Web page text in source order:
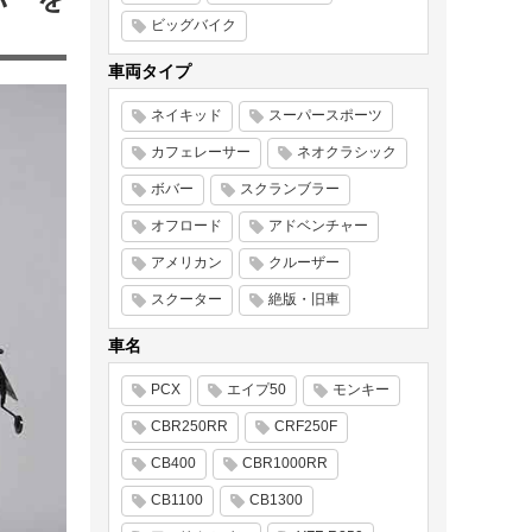
ビッグバイク
車両タイプ
ネイキッド スーパースポーツ
カフェレーサー ネオクラシック
ボバー スクランブラー
オフロード アドベンチャー
アメリカン クルーザー
スクーター 絶版・旧車
車名
PCX エイプ50 モンキー
CBR250RR CRF250F
CB400 CBR1000RR
CB1100 CB1300